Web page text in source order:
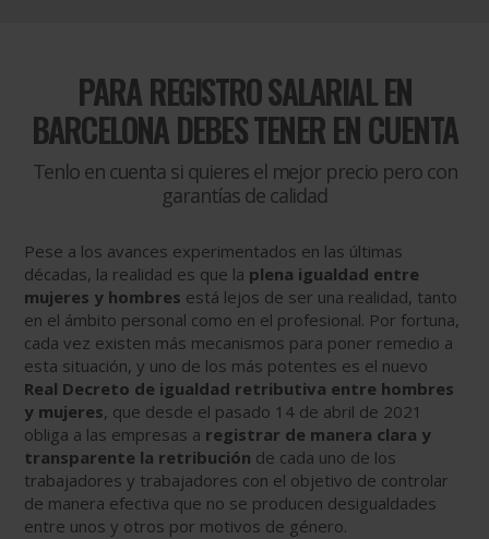
PARAREGISTRO SALARIAL EN
BARCELONA DEBES TENER EN CUENTA
Tenlo en cuenta si quieres el mejor precio pero con
garantías de calidad
Pese a los avances experimentados en las últimas
décadas, la realidad es que la plena igualdad entre
mujeres y hombres está lejos de ser una realidad, tanto
en el ámbito personal como en el profesional. Por fortuna,
cada vez existen más mecanismos para poner remedio a
esta situación, y uno de los más potentes es el nuevo
Real Decreto de igualdad retributiva entre hombres
y mujeres, que desde el pasado 14 de abril de 2021
obliga a las empresas a registrar de manera clara y
transparente la retribución de cada uno de los
trabajadores y trabajadores con el objetivo de controlar
de manera efectiva que no se producen desigualdades
entre unos y otros por motivos de género.